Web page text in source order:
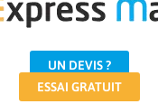
UN DEVIS ?
ESSAI GRATUIT